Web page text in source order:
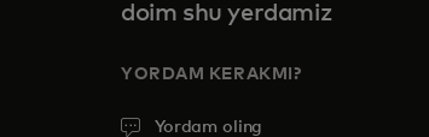
doim shu yerdamiz
YORDAM KERAKMI?
Yordam oling